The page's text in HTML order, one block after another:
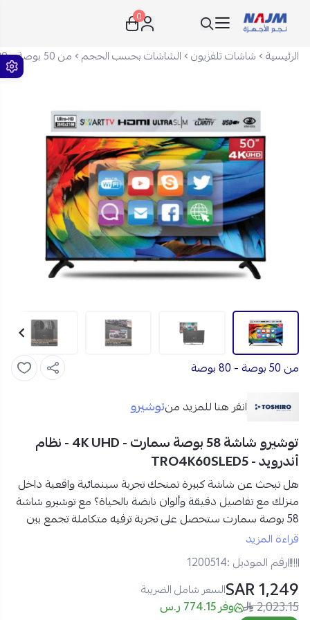
نجم الأجهزة
0
الرئيسية شاشات تلفزيون الشاشات بحسب الحجم من 50 بوصة - 80 بوصة
من 50 بوصة - 80 بوصة
انقر هنا للمزيد منتوشيرو
توشيرو شاشة 58 بوصة سمارت - 4K UHD - نظام
أندرويد - TRO4K60SLED5
هل تبحث عن شاشة كبيرة تمنحك تجربة سينمائية واقعية داخل
منزلك مع تفاصيل دقيقة وألوان نابضة بالحياة؟ معتوشيرو شاشة
58 بوصة سمارت
ستحصل على تجربة ترفيه متكاملة تجمع بين
قوة الأداء ودقة العرض لتعيش كل مشهد وكأنه أمامك مباشرة.
مواصفات توشيرو شاشة 58 بوصة سمارت في السعودية:
العلامة التجارية:توشيرو
رقم الموديل:TRO4K60SLED5
قراءة المزيد
رقم الموديل :1200514
1,249 SAR السعر شامل الضريبة
2,023.15 وفر 774.15 ر.س